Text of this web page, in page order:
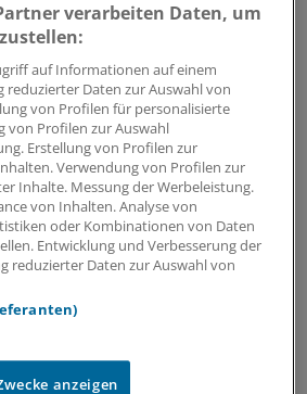
in Nordrhein ist ein
die 6.000 Fahrdienste
ärztliche
Nordrhein wird gut angenommen.
Kooperationsmediziner.
soll es in der kommenden
verarbeiten Daten, um
auf Informationen auf einem
reduzierter Daten zur Auswahl von
von Profilen für personalisierte
von Profilen zur Auswahl
Erstellung von Profilen zur
Verwendung von Profilen zur
Inhalte. Messung der Werbeleistung.
von Inhalten. Analyse von
oder Kombinationen von Daten
Entwicklung und Verbesserung der
reduzierter Daten zur Auswahl von
anzeigen